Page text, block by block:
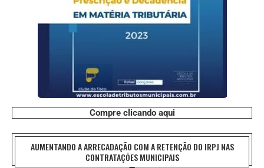
Compre clicando aqui
AUMENTANDO A ARRECADAÇÃO COM A RETENÇÃO DO IRPJ NAS
CONTRATAÇÕES MUNICIPAIS